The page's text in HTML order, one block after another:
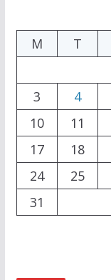
M
T
3
4
10
11
17
18
24
25
31